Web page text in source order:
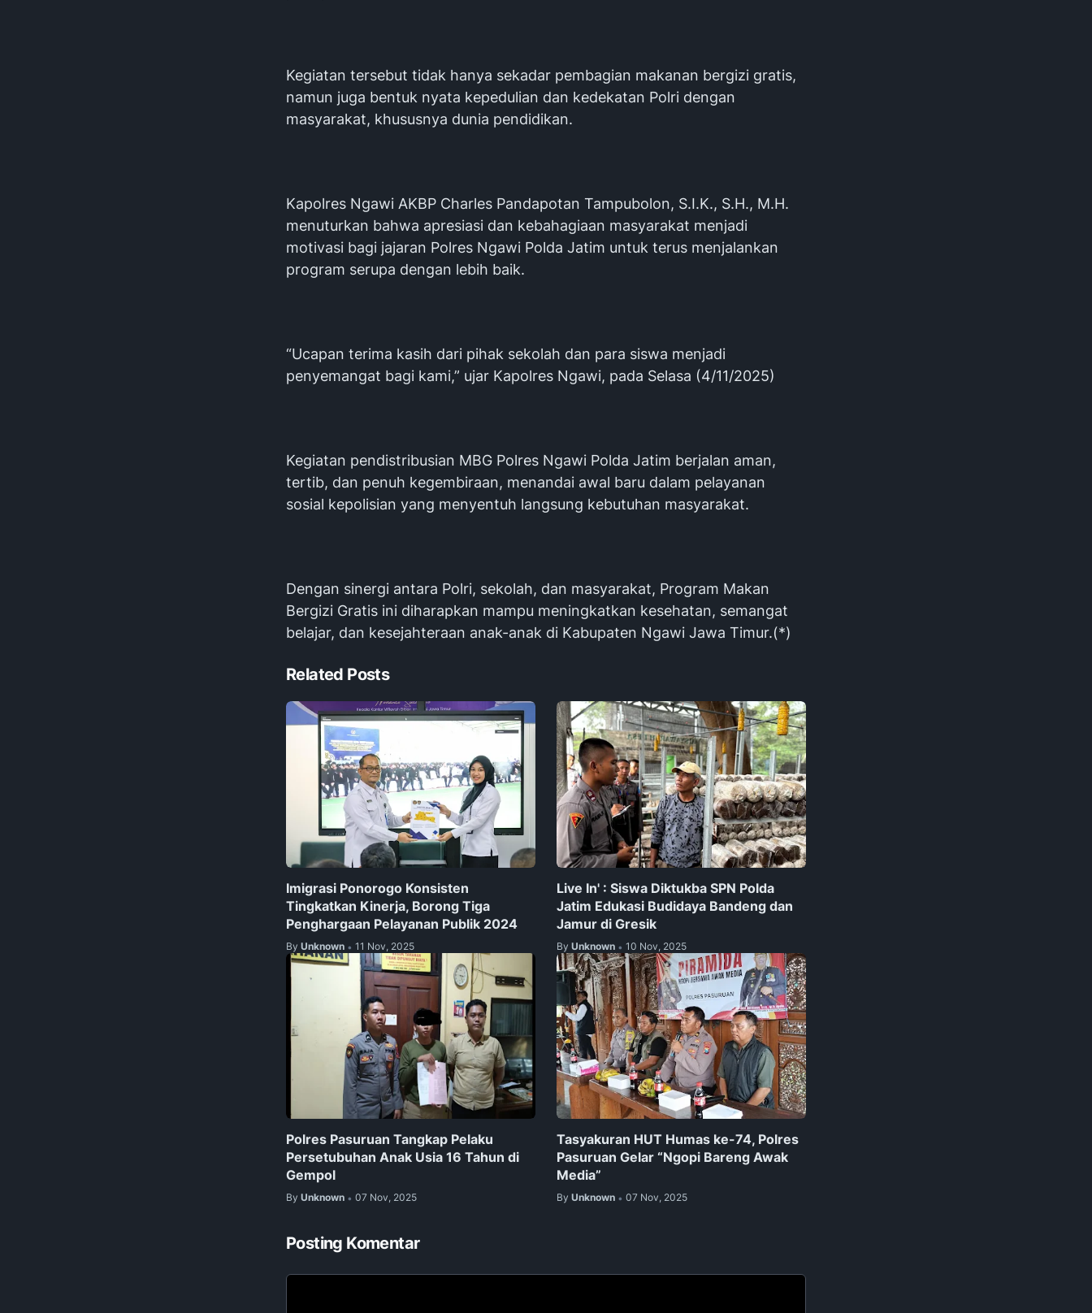
Kegiatan tersebut tidak hanya sekadar pembagian makanan bergizi gratis,
namun juga bentuk nyata kepedulian dan kedekatan Polri dengan
masyarakat, khususnya dunia pendidikan.
Kapolres Ngawi AKBP Charles Pandapotan Tampubolon, S.I.K., S.H., M.H.
menuturkan bahwa apresiasi dan kebahagiaan masyarakat menjadi
motivasi bagi jajaran Polres Ngawi Polda Jatim untuk terus menjalankan
program serupa dengan lebih baik.
“Ucapan terima kasih dari pihak sekolah dan para siswa menjadi
penyemangat bagi kami,” ujar Kapolres Ngawi, pada Selasa (4/11/2025)
Kegiatan pendistribusian MBG Polres Ngawi Polda Jatim berjalan aman,
tertib, dan penuh kegembiraan, menandai awal baru dalam pelayanan
sosial kepolisian yang menyentuh langsung kebutuhan masyarakat.
Dengan sinergi antara Polri, sekolah, dan masyarakat, Program Makan
Bergizi Gratis ini diharapkan mampu meningkatkan kesehatan, semangat
belajar, dan kesejahteraan anak-anak di Kabupaten Ngawi Jawa Timur.(*)
Related Posts
Imigrasi Ponorogo Konsisten
Tingkatkan Kinerja, Borong Tiga
Penghargaan Pelayanan Publik 2024
By Unknown • 11 Nov, 2025
Live In' : Siswa Diktukba SPN Polda
Jatim Edukasi Budidaya Bandeng dan
Jamur di Gresik
By Unknown • 10 Nov, 2025
Polres Pasuruan Tangkap Pelaku
Persetubuhan Anak Usia 16 Tahun di
Gempol
By Unknown • 07 Nov, 2025
Tasyakuran HUT Humas ke-74, Polres
Pasuruan Gelar “Ngopi Bareng Awak
Media”
By Unknown • 07 Nov, 2025
Posting Komentar